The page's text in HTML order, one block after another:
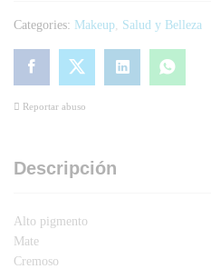
Categories: Makeup Salud y Belleza
Reportar abuso
Descripción
Alto pigmento
Mate
Cremoso